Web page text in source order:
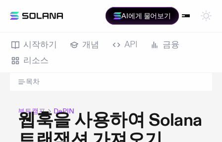
AI에게 물어보기
시작하기 개념 API
금융
리소스
목차
부트캠프 DePIN
웹훅을 사용하여 Solana